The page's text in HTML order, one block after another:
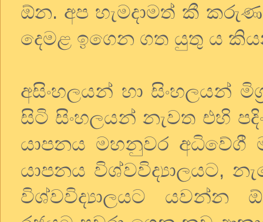
ඕන. අප හැමදාමත් කී
දෙමළ ඉගෙන ගත යුතු ය
අසිංහලයන් හා සිංහලයන්
සිටි සිංහලයන් නැවත එහි
යාපනය මහනුවර අධිවේගී
යාපනය විශ්වවිද්‍යාලයට,
විශ්වවිද්‍යාලයට යවන්න